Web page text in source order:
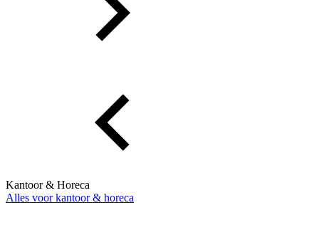
Kantoor & Horeca
Alles voor kantoor & horeca